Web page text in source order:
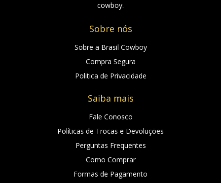
cowboy.
Sobre nós
Sobre a Brasil Cowboy
Compra Segura
Politica de Privacidade
Saiba mais
Fale Conosco
Políticas de Trocas e Devoluções
Perguntas Frequentes
Como Comprar
Formas de Pagamento